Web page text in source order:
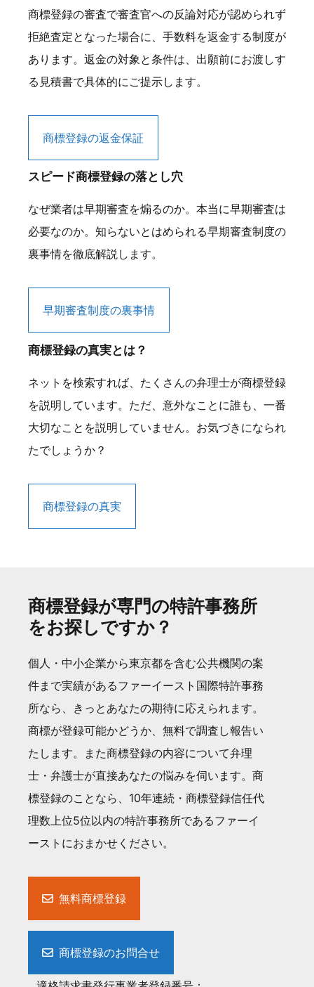
商標登録の審査で審査官への反論対応が認められず
拒絶査定となった場合に、手数料を返金する制度が
あります。返金の対象と条件は、出願前にお渡しす
る見積書で具体的にご提示します。
商標登録の返金保証
スピード商標登録の落とし穴
なぜ業者は早期審査を煽るのか。本当に早期審査は
必要なのか。知らないとはめられる早期審査制度の
裏事情を徹底解説します。
早期審査制度の裏事情
商標登録の真実とは？
ネットを検索すれば、たくさんの弁理士が商標登録
を説明しています。ただ、意外なことに誰も、一番
大切なことを説明していません。お気づきになられ
たでしょうか？
商標登録の真実
商標登録が専門の特許事務所
をお探しですか？
個人・中小企業から東京都を含む公共機関の案
件まで実績があるファーイースト国際特許事務
所なら、きっとあなたの期待に応えられます。
商標が登録可能かどうか、無料で調査し報告い
たします。また商標登録の内容について弁理
士・弁護士が直接あなたの悩みを伺います。商
標登録のことなら、10年連続・商標登録信任代
理数上位5位以内の特許事務所であるファーイ
ーストにおまかせください。
無料商標登録
商標登録のお問合せ